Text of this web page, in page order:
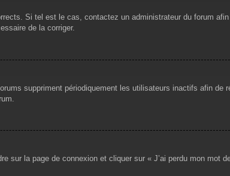
Si tel est le cas, contactez un administrateur du forum
de la corriger.
suppriment périodiquement les utilisateurs inactifs afin de
sur la page de connexion et cliquer sur « J’ai perdu mon mot